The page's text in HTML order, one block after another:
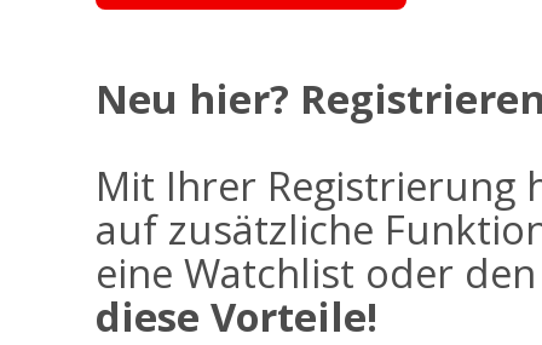
Neu hier?
Mit Ihrer Registrierung
auf zusätzliche
eine Watchlist oder
diese Vorteile!